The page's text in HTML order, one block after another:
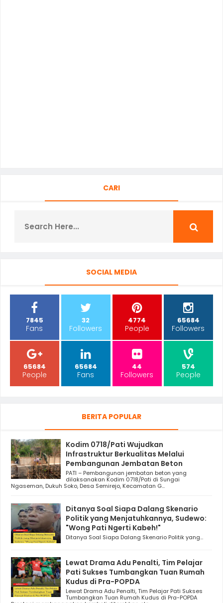
CARI
SOCIAL MEDIA
7845
Fans
32
Followers
4774
People
65684
Followers
65684
People
65684
Fans
44
Followers
574
People
BERITA POPULAR
Kodim 0718/Pati Wujudkan
Infrastruktur Berkualitas Melalui
Pembangunan Jembatan Beton
PATI – Pembangunan jembatan beton yang
dilaksanakan Kodim 0718/Pati di Sungai
Ngaseman, Dukuh Soko, Desa Semirejo, Kecamatan G...
Ditanya Soal Siapa Dalang Skenario
Politik yang Menjatuhkannya, Sudewo:
"Wong Pati Ngerti Kabeh!"
Ditanya Soal Siapa Dalang Skenario Politik yang...
Lewat Drama Adu Penalti, Tim Pelajar
Pati Sukses Tumbangkan Tuan Rumah
Kudus di Pra-POPDA
Lewat Drama Adu Penalti, Tim Pelajar Pati Sukses
Tumbangkan Tuan Rumah Kudus di Pra-POPDA